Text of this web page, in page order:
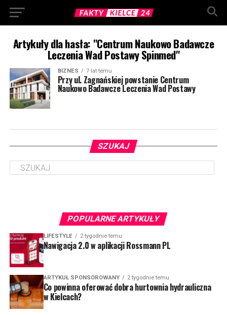
Artykuły dla hasła: "Centrum Naukowo Badawcze
Leczenia Wad Postawy Spinmed"
BIZNES 7 lat temu
Przy ul. Zagnańskiej powstanie Centrum
Naukowo Badawcze Leczenia Wad Postawy
SZUKAJ
POPULARNE ARTYKUŁY
LIFESTYLE 2 tygodnie temu
Nawigacja 2.0 w aplikacji Rossmann PL
ARTYKUŁ SPONSOROWANY 2 tygodnie temu
Co powinna oferować dobra hurtownia hydrauliczna
w Kielcach?